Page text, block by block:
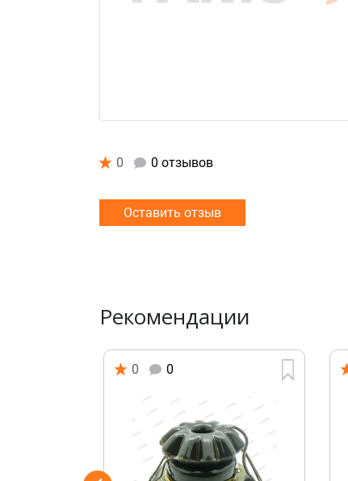
0 0 отзывов
Оставить отзыв
Рекомендации
0 0